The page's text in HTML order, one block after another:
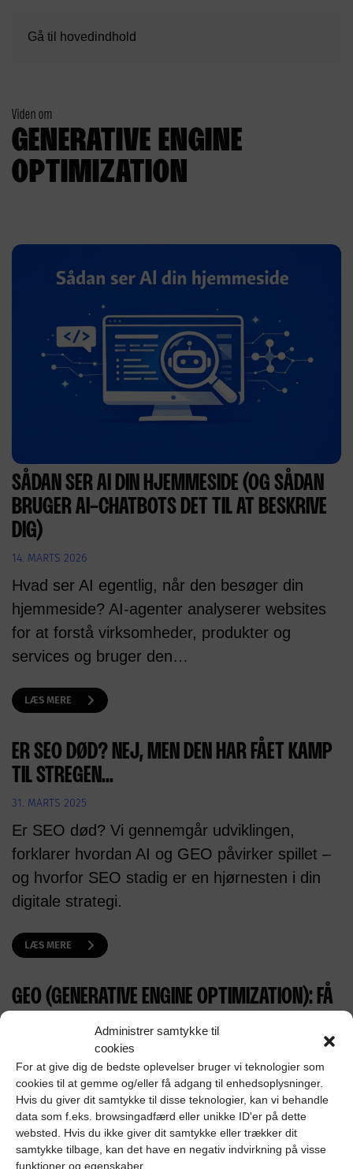
Administrer samtykke til
cookies
For at give dig de bedste oplevelser bruger vi teknologier som
cookies til at gemme og/eller få adgang til enhedsoplysninger.
Hvis du giver dit samtykke til disse teknologier, kan vi behandle
data som f.eks. browsingadfærd eller unikke ID'er på dette
websted. Hvis du ikke giver dit samtykke eller trækker dit
samtykke tilbage, kan det have en negativ indvirkning på visse
funktioner og egenskaber.
Gå til hovedindhold
Viden om
GENERATIVE ENGINE
OPTIMIZATION
SÅDAN SER AI DIN HJEMMESIDE (OG SÅDAN
BRUGER AI-CHATBOTS DET TIL AT BESKRIVE
DIG)
14. MARTS 2026
Hvad ser AI egentlig, når den besøger din
hjemmeside? AI-agenter analyserer websites
for at forstå virksomheder, produkter og
services og bruger den…
LÆS MERE
ER SEO DØD? NEJ, MEN DEN HAR FÅET KAMP
TIL STREGEN…
31. MARTS 2025
Er SEO død? Vi gennemgår udviklingen,
forklarer hvordan AI og GEO påvirker spillet –
og hvorfor SEO stadig er en hjørnesten i din
digitale strategi.
LÆS MERE
GEO (GENERATIVE ENGINE OPTIMIZATION): FÅ
GENNEMBRUD I DIN MARKEDSFØRING
I dette blogindlæg får du en grundig
introduktion til GEO (Generative Engine
Optimization) og de muligheder, metoden
åbner for din virksomhed. Mange…